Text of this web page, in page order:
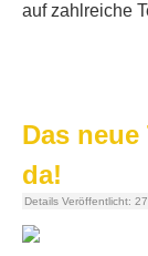
auf zahlreiche
Das
da!
Details Veröffentlicht: